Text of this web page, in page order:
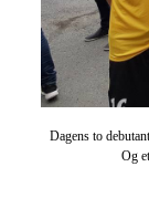
Dagens to
Og